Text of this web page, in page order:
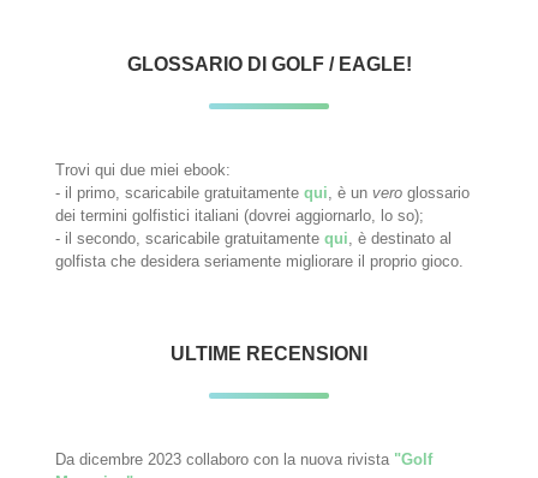
GLOSSARIO DI GOLF / EAGLE!
Trovi qui due miei ebook:
- il primo, scaricabile gratuitamentequi, è unvero glossario
dei termini golfistici italiani (dovrei aggiornarlo, lo so);
- il secondo, scaricabile gratuitamentequi, è destinato al
golfista che desidera seriamente migliorare il proprio gioco.
ULTIME RECENSIONI
Da dicembre 2023 collaboro con la nuova rivista "Golf